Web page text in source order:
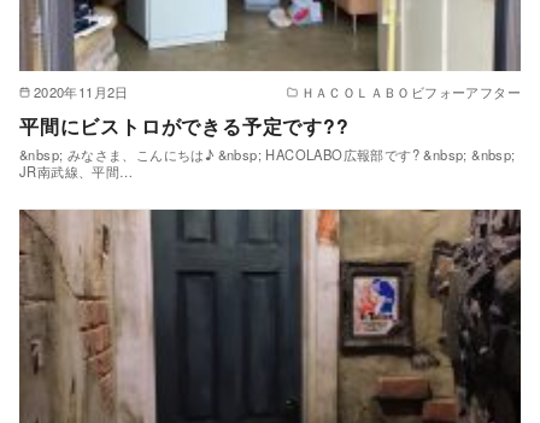
2020年11月2日 ＨＡＣＯＬＡＢＯビフォーアフター
平間にビストロができる予定です??
&nbsp; みなさま、こんにちは♪ &nbsp; HACOLABO広報部です? &nbsp; &nbsp;
JR南武線、平間…